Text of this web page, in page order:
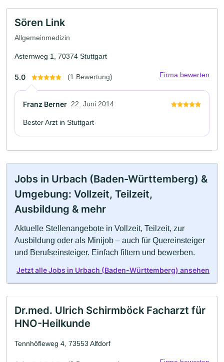
Sören Link
Allgemeinmedizin
Asternweg 1, 70374 Stuttgart
5.0 (1 Bewertung) Firma bewerten
Franz Berner 22. Juni 2014
Bester Arzt in Stuttgart
Jobs in Urbach (Baden-Württemberg) &
Umgebung: Vollzeit, Teilzeit,
Ausbildung & mehr
Aktuelle Stellenangebote in Vollzeit, Teilzeit, zur
Ausbildung oder als Minijob – auch für Quereinsteiger
und Berufseinsteiger. Einfach filtern und bewerben.
Jetzt alle Jobs in Urbach (Baden-Württemberg) ansehen
Dr.med. Ulrich Schirmböck Facharzt für
HNO-Heilkunde
Tennhöfleweg 4, 73553 Alfdorf